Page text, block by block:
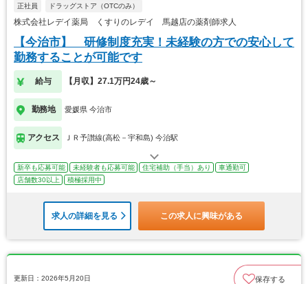
正社員 ドラッグストア（OTCのみ）
株式会社レデイ薬局 くすりのレデイ 馬越店の薬剤師求人
【今治市】 研修制度充実！未経験の方での安心して
勤務することが可能です
給与 【月収】27.1万円24歳～
勤務地 愛媛県 今治市
アクセス ＪＲ予讃線(高松－宇和島) 今治駅
新卒も応募可能 未経験者も応募可能 住宅補助（手当）あり
車通勤可
店舗数30以上
積極採用中
求人の詳細を見る この求人に興味がある
更新日：2026年5月20日 保存する